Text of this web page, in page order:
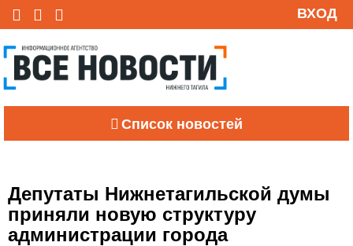
ВХОД
Список новостей
Депутаты Нижнетагильской думы
приняли новую структуру
администрации города